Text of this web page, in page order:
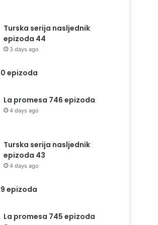
Turska serija nasljednik
epizoda 44
3 days ago
epizoda
La promesa 746 epizoda
4 days ago
Turska serija nasljednik
epizoda 43
4 days ago
epizoda
La promesa 745 epizoda